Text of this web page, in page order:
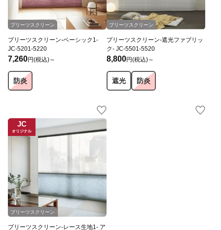
プリーツスクリーン
プリーツスクリーン-ベーシック1-
JC-5201-5220
7,260円(税込)～
防炎
プリーツスクリーン
プリーツスクリーン-遮光ファブリッ
ク- JC-5501-5520
8,800円(税込)～
遮光 防炎
JC
オリジナル
プリーツスクリーン
プリーツスクリーン-レース生地1- ア